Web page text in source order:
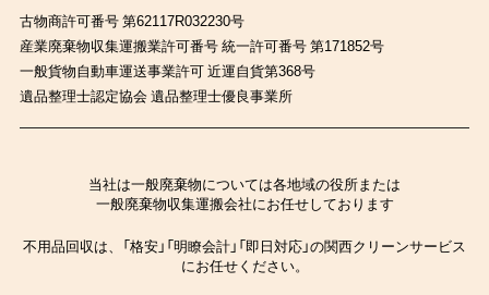
古物商許可番号 第62117R032230号
産業廃棄物収集運搬業許可番号 統一許可番号 第171852号
一般貨物自動車運送事業許可 近運自貨第368号
遺品整理士認定協会 遺品整理士優良事業所
当社は一般廃棄物については各地域の役所または
一般廃棄物収集運搬会社にお任せしております
不用品回収は、「格安」「明瞭会計」「即日対応」の関西クリーンサービス
にお任せください。